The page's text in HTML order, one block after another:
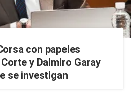
con papeles
y Dalmiro Garay
se investigan